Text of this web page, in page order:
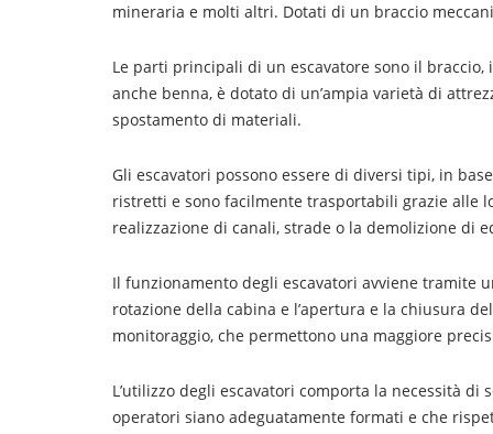
mineraria e molti altri. Dotati di un braccio
Le parti principali di un escavatore sono il
anche benna, è dotato di un’ampia varietà di
spostamento di materiali.
Gli escavatori possono essere di diversi tipi, in
ristretti e sono facilmente trasportabili grazie alle
realizzazione di canali, strade o la demolizione di
Il funzionamento degli escavatori avviene tramite
rotazione della cabina e l’apertura e la chiusura
monitoraggio, che permettono una maggiore
L’utilizzo degli escavatori comporta la necessità
operatori siano adeguatamente formati e che